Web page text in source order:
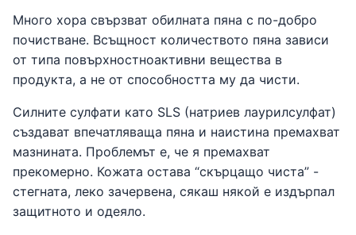
Много хора свързват обилната пяна с по-добро
почистване. Всъщност количеството пяна зависи
от типа повърхностноактивни вещества в
продукта, а не от способността му да чисти.
Силните сулфати като SLS (натриев лаурилсулфат)
създават впечатляваща пяна и наистина премахват
мазнината. Проблемът е, че я премахват
прекомерно. Кожата остава “скърцащо чиста” -
стегната, леко зачервена, сякаш някой е издърпал
защитното и одеяло.